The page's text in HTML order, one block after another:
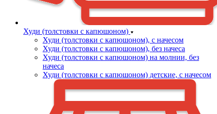
Худи (толстовки с капюшоном)
Худи (толстовки c капюшоном), с начесом
Худи (толстовки c капюшоном), без начеса
Худи (толстовки с капюшоном) на молнии, без
начеса
Худи (толстовки c капюшоном) детские, с начесом